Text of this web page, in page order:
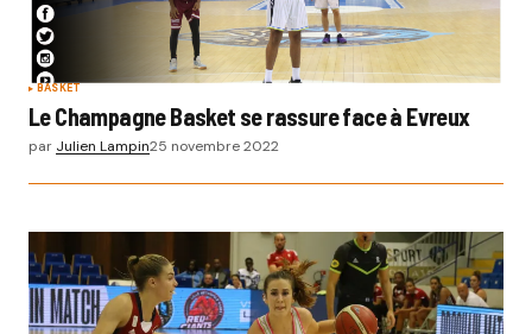
BASKET
Le Champagne Basket se rassure face à Evreux
par Julien Lampin25 novembre 2022